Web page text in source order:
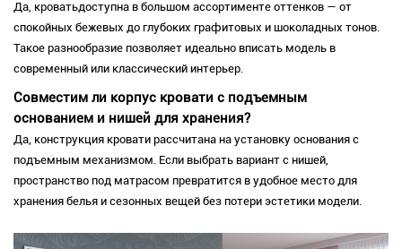
Да, кроватьдоступна в большом ассортименте оттенков — от
спокойных бежевых до глубоких графитовых и шоколадных тонов.
Такое разнообразие позволяет идеально вписать модель в
современный или классический интерьер.
Совместим ли корпус кровати с подъемным
основанием и нишей для хранения?
Да, конструкция кровати рассчитана на установку основания с
подъемным механизмом. Если выбрать вариант с нишей,
пространство под матрасом превратится в удобное место для
хранения белья и сезонных вещей без потери эстетики модели.